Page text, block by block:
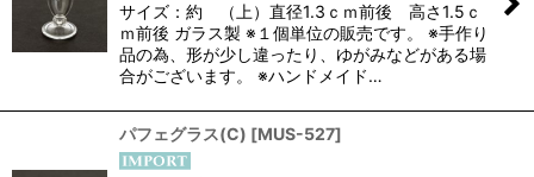
サイズ：約 （上）直径1.3ｃｍ前後 高さ1.5ｃ
ｍ前後 ガラス製 ※１個単位の販売です。 ※手作り
品の為、形が少し違ったり、ゆがみなどがある場
合がございます。 ※ハンドメイド…
パフェグラス(C) [MUS-527]